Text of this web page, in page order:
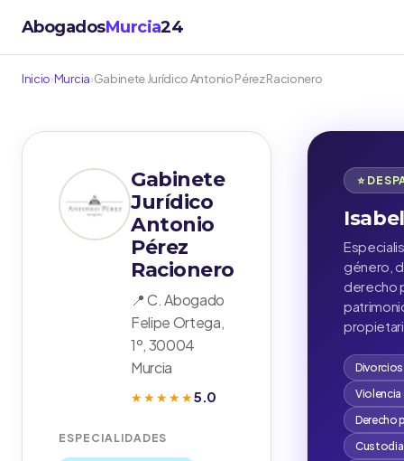
AbogadosMurcia24
Inicio›Murcia›Gabinete Jurídico Antonio Pérez Racionero
Gabinete
Jurídico
Antonio
Pérez
Racionero
📍 C. Abogado
Felipe Ortega,
1º, 30004
Murcia
★★★★★5.0
ESPECIALIDADES
⭐
género,
derecho
Violencia
Derecho
Custodia